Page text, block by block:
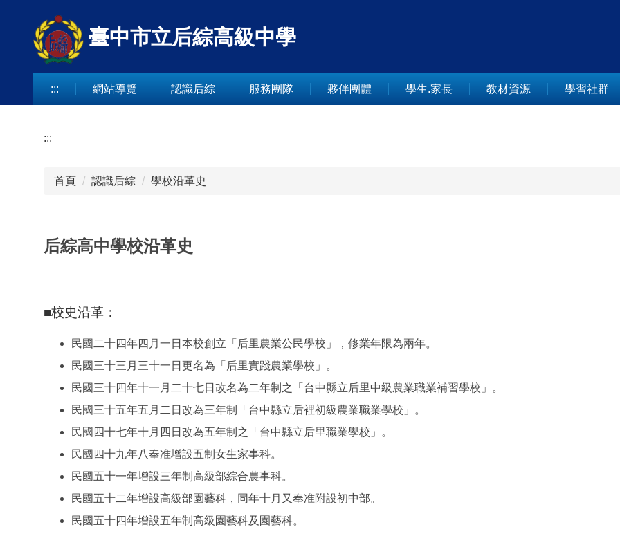
臺中市立后綜高級中學
::: 網站導覽 認識后綜 服務團隊 夥伴團體 學生.家長 教材資源 學習社群
:::
首頁 認識后綜 學校沿革史
后綜高中學校沿革史
■校史沿革：
民國二十四年四月一日本校創立「后里農業公民學校」，修業年限為兩年。
民國三十三月三十一日更名為「后里實踐農業學校」。
民國三十四年十一月二十七日改名為二年制之「台中縣立后里中級農業職業補習學校」。
民國三十五年五月二日改為三年制「台中縣立后裡初級農業職業學校」。
民國四十七年十月四日改為五年制之「台中縣立后里職業學校」。
民國四十九年八奉准增設五制女生家事科。
民國五十一年增設三年制高級部綜合農事科。
民國五十二年增設高級部園藝科，同年十月又奉准附設初中部。
民國五十四年增設五年制高級園藝科及園藝科。